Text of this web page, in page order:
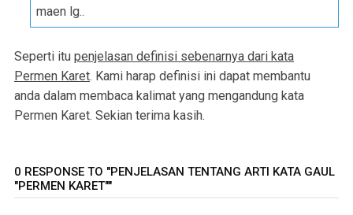
maen lg..
Seperti itu penjelasan definisi sebenarnya dari kata
Permen Karet. Kami harap definisi ini dapat membantu
anda dalam membaca kalimat yang mengandung kata
Permen Karet. Sekian terima kasih.
0 RESPONSE TO "PENJELASAN TENTANG ARTI KATA GAUL
"PERMEN KARET""